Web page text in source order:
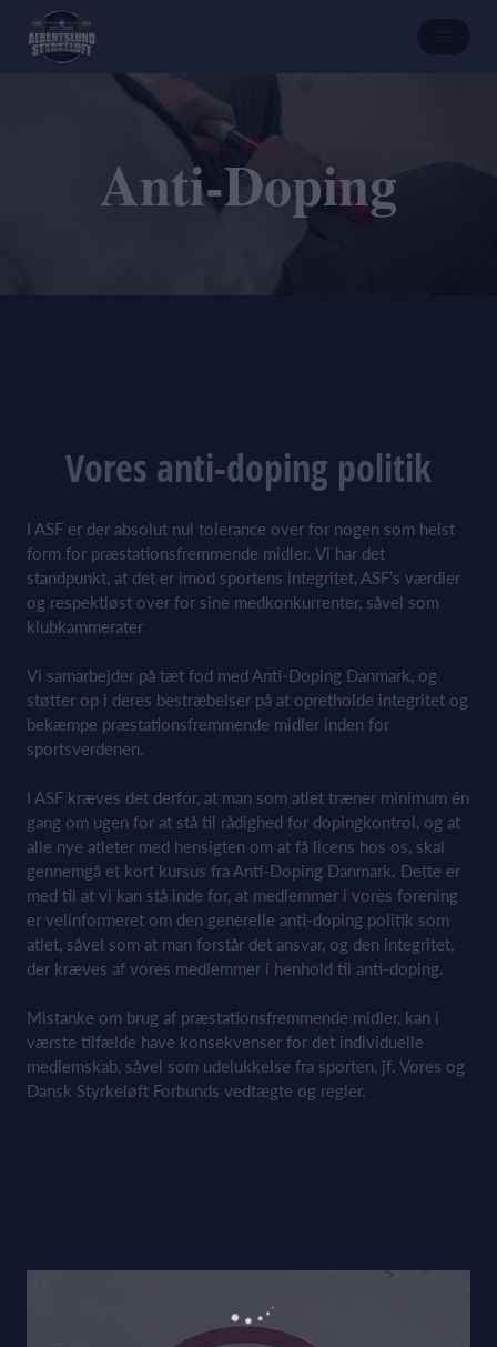
Anti-Doping
Vores anti-doping politik
I ASF er der absolut nul tolerance over for nogen som helst
form for præstationsfremmende midler. Vi har det
standpunkt, at det er imod sportens integritet, ASF’s værdier
og respektløst over for sine medkonkurrenter, såvel som
klubkammerater
Vi samarbejder på tæt fod med Anti-Doping Danmark, og
støtter op i deres bestræbelser på at opretholde integritet og
bekæmpe præstationsfremmende midler inden for
sportsverdenen.
I ASF kræves det derfor, at man som atlet træner minimum én
gang om ugen for at stå til rådighed for dopingkontrol, og at
alle nye atleter med hensigten om at få licens hos os, skal
gennemgå et kort kursus fra Anti-Doping Danmark. Dette er
med til at vi kan stå inde for, at medlemmer i vores forening
er velinformeret om den generelle anti-doping politik som
atlet, såvel som at man forstår det ansvar, og den integritet,
der kræves af vores medlemmer i henhold til anti-doping.
Mistanke om brug af præstationsfremmende midler, kan i
værste tilfælde have konsekvenser for det individuelle
medlemskab, såvel som udelukkelse fra sporten, jf. Vores og
Dansk Styrkeløft Forbunds vedtægte og regler.